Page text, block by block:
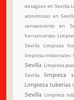
desagües en Sevilla
económicas en
saneamiento en
herramientas
Sevilla
Limpieza
limpieza imbornales
Sevilla Limpieza
Sevilla
limpieza
Limpieza tuberías
Sevilla Limpieza